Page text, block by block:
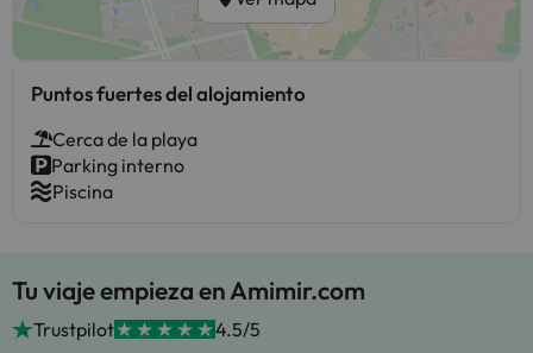
Puntos fuertes del alojamiento
Cerca de la playa
Parking interno
Piscina
Tu viaje empieza en Amimir.com
Trustpilot 4.5/5